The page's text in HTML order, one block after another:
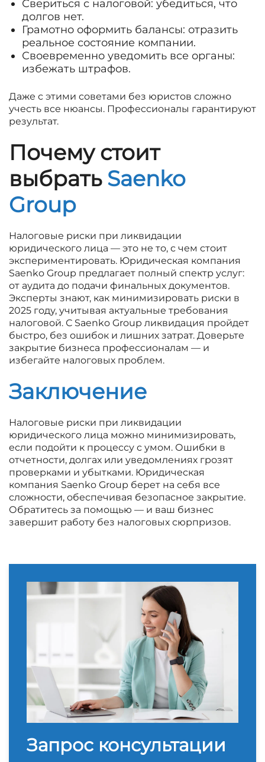
Свериться с налоговой: убедиться, что
долгов нет.
Грамотно оформить балансы: отразить
реальное состояние компании.
Своевременно уведомить все органы:
избежать штрафов.
Даже с этими советами без юристов сложно
учесть все нюансы. Профессионалы гарантируют
результат.
Почему стоит
выбрать Saenko
Group
Налоговые риски при ликвидации
юридического лица — это не то, с чем стоит
экспериментировать. Юридическая компания
Saenko Group предлагает полный спектр услуг:
от аудита до подачи финальных документов.
Эксперты знают, как минимизировать риски в
2025 году, учитывая актуальные требования
налоговой. С Saenko Group ликвидация пройдет
быстро, без ошибок и лишних затрат. Доверьте
закрытие бизнеса профессионалам — и
избегайте налоговых проблем.
Заключение
Налоговые риски при ликвидации
юридического лица можно минимизировать,
если подойти к процессу с умом. Ошибки в
отчетности, долгах или уведомлениях грозят
проверками и убытками. Юридическая
компания Saenko Group берет на себя все
сложности, обеспечивая безопасное закрытие.
Обратитесь за помощью — и ваш бизнес
завершит работу без налоговых сюрпризов.
Запрос консультации